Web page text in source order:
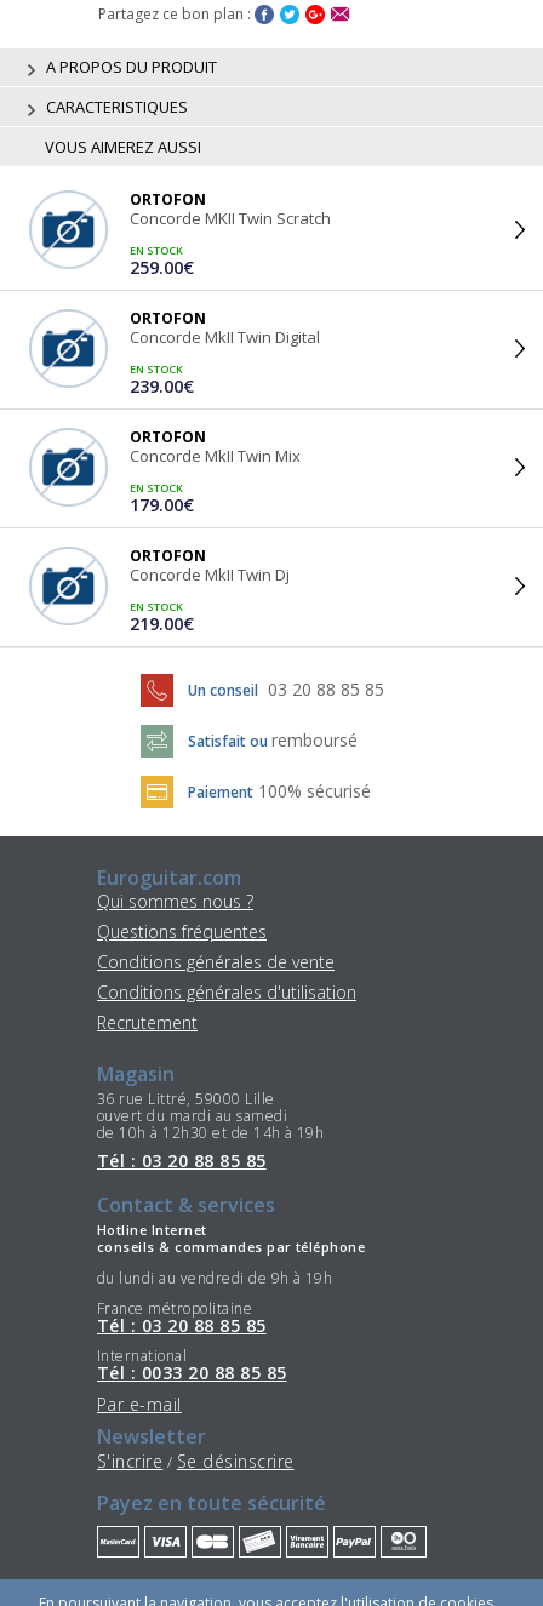
Partagez ce bon plan :
A PROPOS DU PRODUIT
CARACTERISTIQUES
VOUS AIMEREZ AUSSI
ORTOFON
Concorde MKII Twin Scratch
EN STOCK
259.00€
ORTOFON
Concorde MkII Twin Digital
EN STOCK
239.00€
ORTOFON
Concorde MkII Twin Mix
EN STOCK
179.00€
ORTOFON
Concorde MkII Twin Dj
EN STOCK
219.00€
Un conseil 03 20 88 85 85
Satisfait ou remboursé
Paiement 100% sécurisé
Euroguitar.com
Qui sommes nous ?
Questions fréquentes
Conditions générales de vente
Conditions générales d'utilisation
Recrutement
Magasin
36 rue Littré, 59000 Lille
ouvert du mardi au samedi
de 10h à 12h30 et de 14h à 19h
Tél : 03 20 88 85 85
Contact & services
Hotline Internet
conseils & commandes par téléphone
du lundi au vendredi de 9h à 19h
France métropolitaine
Tél : 03 20 88 85 85
International
Tél : 0033 20 88 85 85
Par e-mail
Newsletter
S'incrire / Se désinscrire
Payez en toute sécurité
Restez connectés